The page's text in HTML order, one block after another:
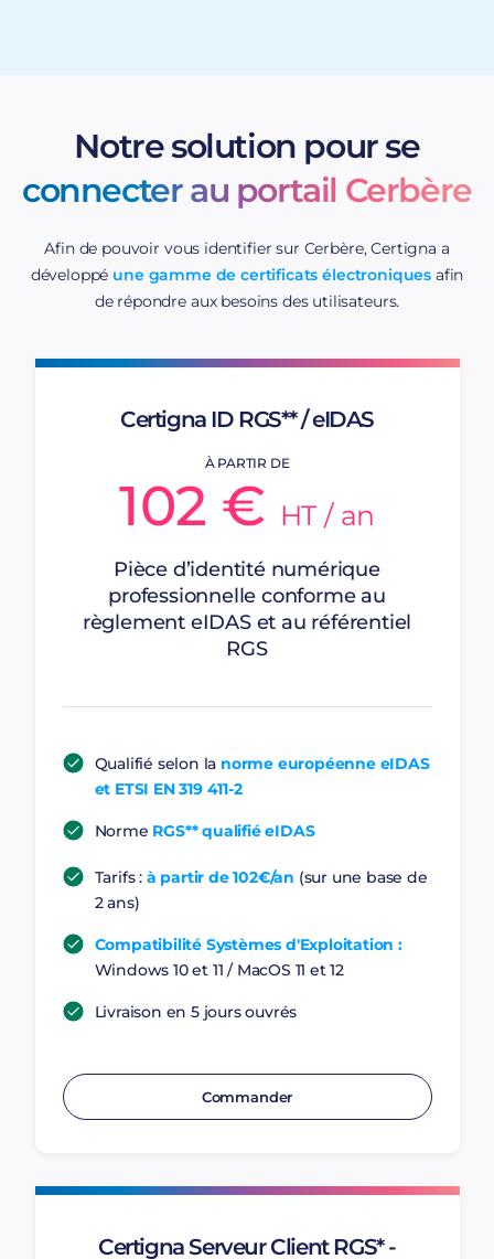
Notre solution pour se
connecter au portail Cerbère
Afin de pouvoir vous identifier sur Cerbère, Certigna a
développé une gamme de certificats électroniques afin
de répondre aux besoins des utilisateurs.
Certigna ID RGS** / eIDAS
À PARTIR DE
102 € HT / an
Pièce d’identité numérique
professionnelle conforme au
règlement eIDAS et au référentiel
RGS
Qualifié selon la norme européenne eIDAS
et ETSI EN 319 411-2
Norme RGS** qualifié eIDAS
Tarifs : à partir de 102€/an (sur une base de
2 ans)
Compatibilité Systèmes d'Exploitation :
Windows 10 et 11 / MacOS 11 et 12
Livraison en 5 jours ouvrés
Commander
Certigna Serveur Client RGS* -